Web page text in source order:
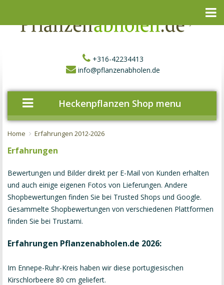
+316-42234413
info@pflanzenabholen.de
Heckenpflanzen Shop menu
Home Erfahrungen 2012-2026
Erfahrungen
Bewertungen und Bilder direkt per E-Mail von Kunden erhalten
und auch einige eigenen Fotos von Lieferungen. Andere
Shopbewertungen finden Sie bei Trusted Shops und Google.
Gesammelte Shopbewertungen von verschiedenen Plattformen
finden Sie bei Trustami.
Erfahrungen Pflanzenabholen.de 2026:
Im Ennepe-Ruhr-Kreis haben wir diese portugiesischen
Kirschlorbeere 80 cm geliefert.